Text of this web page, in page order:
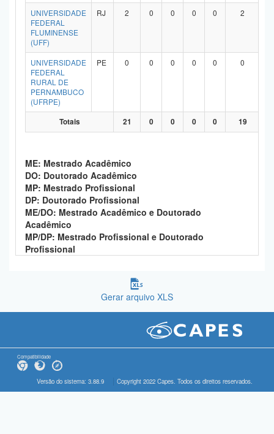
UNIVERSIDADE
FEDERAL
FLUMINENSE
(UFF)
RJ 2 0 0 0 0 2
UNIVERSIDADE
FEDERAL
RURAL DE
PERNAMBUCO
(UFRPE)
PE 0 0 0 0 0 0
Totais 21 0 0 0 0 19
ME: Mestrado Acadêmico
DO: Doutorado Acadêmico
MP: Mestrado Profissional
DP: Doutorado Profissional
ME/DO: Mestrado Acadêmico e Doutorado
Acadêmico
MP/DP: Mestrado Profissional e Doutorado
Profissional
Gerar arquivo XLS
Compatibilidade
Versão do sistema: 3.88.9 Copyright 2022 Capes. Todos os direitos reservados.